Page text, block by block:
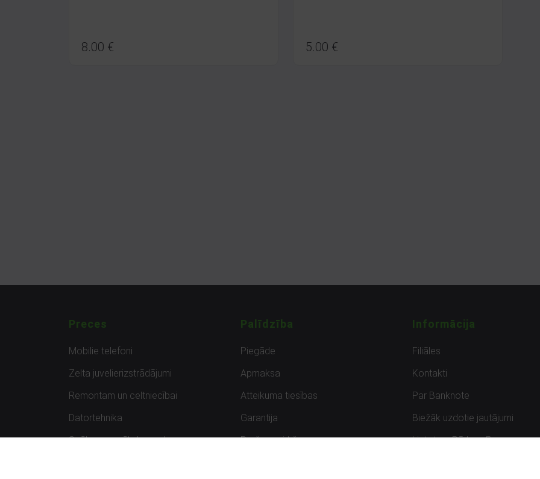
8.00 € 5.00 €
Preces
Mobilie telefoni
Zelta juvelierizstrādājumi
Remontam un celtniecībai
Datortehnika
Spēles un spēļu konsoles
Palīdzība
Piegāde
Apmaksa
Atteikuma tiesības
Garantija
Preču uzpirkšana
Informācija
Filiāles
Kontakti
Par Banknote
Biežāk uzdotie jautājumi
Lietots – Pārbaudīts